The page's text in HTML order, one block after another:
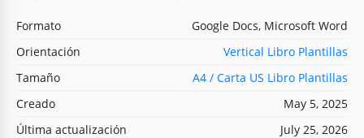
Formato
Google Docs, Microsoft Word
Orientación
Vertical Libro Plantillas
Tamaño
A4 / Carta US Libro Plantillas
Creado
May 5, 2025
Última actualización
July 25, 2026